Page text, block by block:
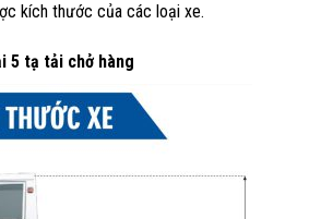
kích thước của các loại xe.
5 tạ tải chở hàng